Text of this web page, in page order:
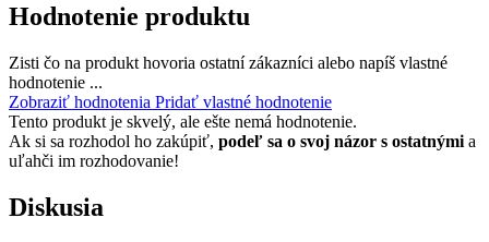
Hodnotenie produktu
Zisti čo na produkt hovoria ostatní zákazníci alebo napíš vlastné
hodnotenie ...
Zobraziť hodnotenia Pridať vlastné hodnotenie
Tento produkt je skvelý, ale ešte nemá hodnotenie.
Ak si sa rozhodol ho zakúpiť, podeľ sa o svoj názor s ostatnými a
uľahči im rozhodovanie!
Diskusia